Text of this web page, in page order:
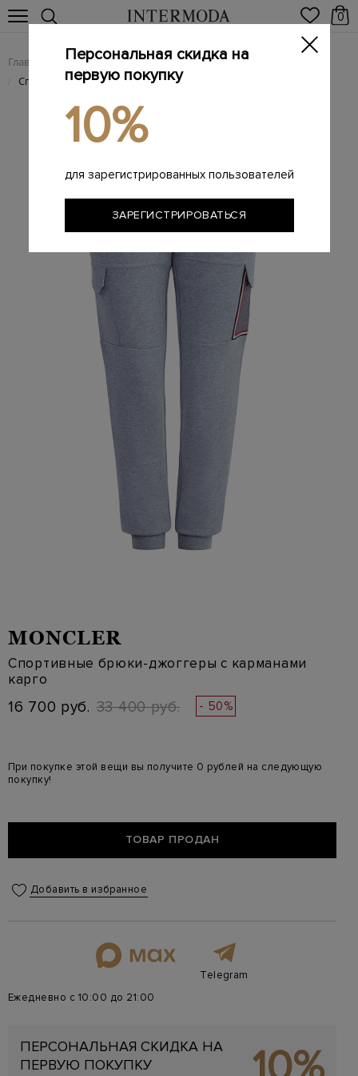
0
Главная Мужчинам / Одежда / Спортивная одежда
/ Спортивные брюки-джоггеры с карманами карго
MONCLER
Спортивные брюки-джоггеры с карманами
карго
16 700 руб. 33 400 руб. - 50%
При покупке этой вещи вы получите 0 рублей на следующую
покупку!
ТОВАР ПРОДАН
Добавить в избранное
Telegram
Ежедневно с 10:00 до 21:00
ПЕРСОНАЛЬНАЯ СКИДКА НА
ПЕРВУЮ ПОКУПКУ
Персональная скидка на
первую покупку
10%
для зарегистрированных пользователей
ЗАРЕГИСТРИРОВАТЬСЯ